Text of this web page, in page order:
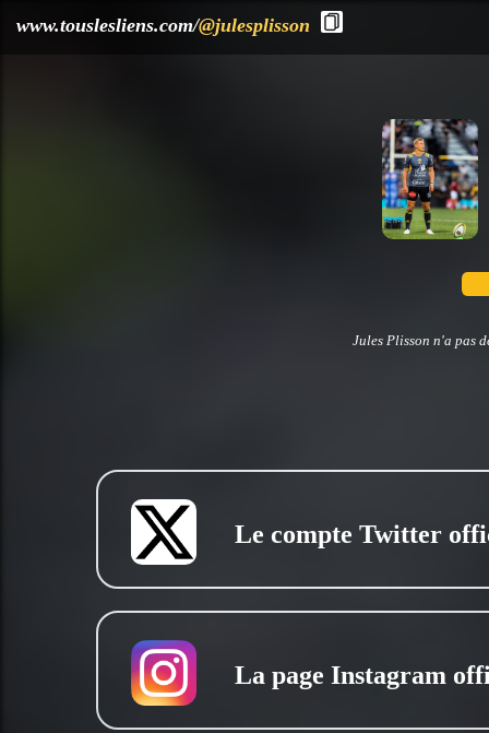
www.touslesliens.com/@julesplisson
Jules Plisson n'a pas
Le compte Twitter
La page Instagram